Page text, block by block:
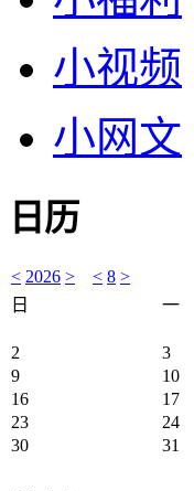
小视频
小网文
日历
< 2026 > < 8 >
日
一
2 3
9
10
16
17
23
24
30
31